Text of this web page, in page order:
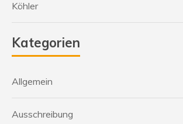
Köhler
Kategorien
Allgemein
Ausschreibung